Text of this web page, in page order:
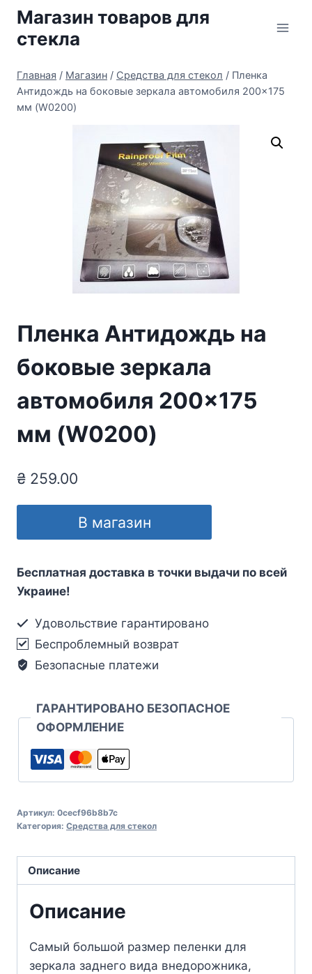
Перейти
содержимому
Магазин товаров для
стекла
Главная / Магазин / Средства для стекол / Пленка
Антидождь на боковые зеркала автомобиля 200×175
мм (W0200)
Пленка Антидождь на
боковые зеркала
автомобиля 200×175
мм (W0200)
₴ 259.00
В магазин
Бесплатная доставка в точки выдачи по всей
Украине!
Удовольствие гарантировано
Беспроблемный возврат
Безопасные платежи
ГАРАНТИРОВАНО БЕЗОПАСНОЕ
ОФОРМЛЕНИЕ
Артикул: 0cecf96b8b7c
Категория: Средства для стекол
Описание
Описание
Самый большой размер пеленки для
зеркала заднего вида внедорожника,